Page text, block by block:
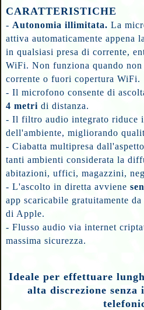
CARATTERISTICHE
- Autonomia illimitata.La
attiva automaticamente appena
in qualsiasi presa di corrente,
WiFi. Non funziona quando
corrente o fuori copertura WiFi.
- Il microfono consente di
4 metridi distanza.
- Il filtro audio integrato riduce
dell'ambiente, migliorando
- Ciabatta multipresa
tanti ambienti considerata la
abitazioni, uffici, magazzini,
- L'ascolto in diretta avviene
app scaricabile gratuitamente
di Apple.
- Flusso audio via internet
massima sicurezza.
Ideale per effettuare
alta discrezione senza